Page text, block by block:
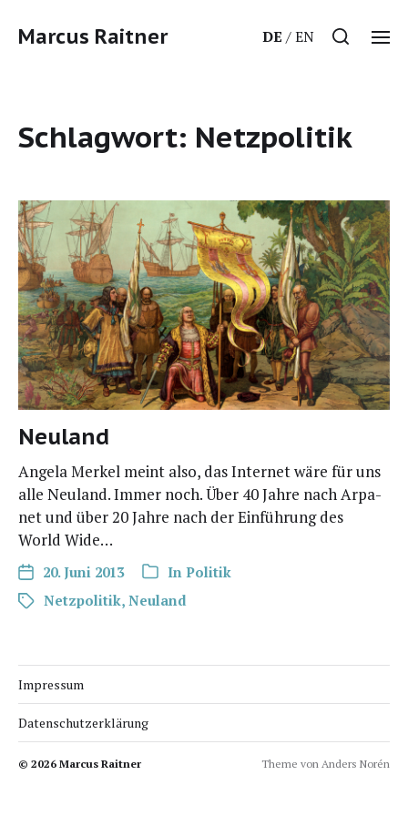
Marcus Raitner DE EN
Schlagwort: Netzpolitik
Neuland
Ange­la Mer­kel meint also, das Inter­net wäre für uns
alle Neu­land. Immer noch. Über 40 Jah­re nach Arpa­
net und über 20 Jah­re nach der Ein­füh­rung des
World Wide…
20. Juni 2013 In Politik
Netzpolitik, Neuland
Impressum
Datenschutzerklärung
© 2026 Marcus Raitner Theme von Anders Norén